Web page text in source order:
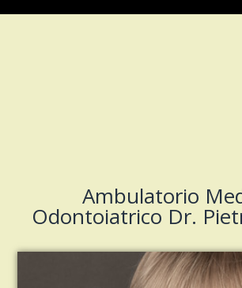
Ambulatorio
Odontoiatrico Dr.